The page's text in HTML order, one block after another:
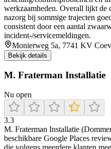
werkzaamheden. Overall lijkt de
nazorg bij sommige trajecten
consistent door een aantal
incident-/servicemeldingen.
Monierweg 5a, 7741 KV
Bekijk details
M. Fraterman Installatie
Nu open
3.3
M. Fraterman Installatie
beschikbare Google Places
die volgens meerdere klanten